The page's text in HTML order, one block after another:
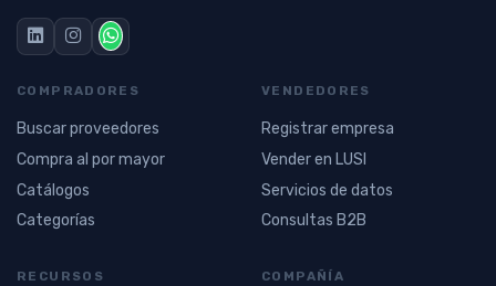
COMPRADORES
Buscar proveedores
Compra al por mayor
Catálogos
Categorías
VENDEDORES
Registrar empresa
Vender en LUSI
Servicios de datos
Consultas B2B
RECURSOS COMPAÑÍA